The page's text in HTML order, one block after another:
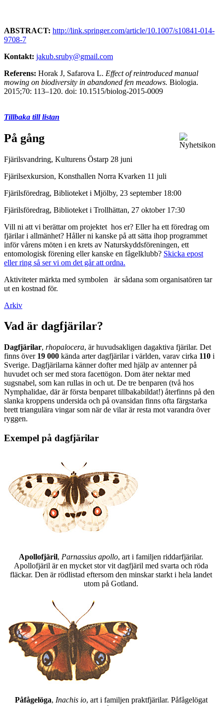
ABSTRACT: http://link.springer.com/article/10.1007/s10841-014-
9708-7
Kontakt: jakub.sruby@gmail.com
Referens: Horak J, Safarova L. Effect of reintroduced manual
mowing on biodiversity in abandoned fen meadows. Biologia.
2015;70: 113–120. doi: 10.1515/biolog-2015-0009
Tillbaka till listan
På gång
Fjärilsvandring, Kulturens Östarp 28 juni
Fjärilsexkursion, Konsthallen Norra Kvarken 11 juli
Fjärilsföredrag, Biblioteket i Mjölby, 23 september 18:00
Fjärilsföredrag, Biblioteket i Trollhättan, 27 oktober 17:30
Vill ni att vi berättar om projektet hos er? Eller ha ett föredrag om
fjärilar i allmänhet? Håller ni kanske på att sätta ihop programmet
inför vårens möten i en krets av Naturskyddsföreningen, ett
entomologisk förening eller kanske en fågelklubb? Skicka epost
eller ring så ser vi om det går att ordna.
Aktiviteter märkta med symbolen
är sådana som organisatören tar
ut en kostnad för.
Arkiv
Vad är dagfjärilar?
Dagfjärilar, rhopalocera, är huvudsakligen dagaktiva fjärilar. Det
finns över 19 000 kända arter dagfjärilar i världen, varav cirka 110 i
Sverige. Dagfjärilarna känner dofter med hjälp av antenner på
huvudet och ser med stora facettögon. Dom äter nektar med
sugsnabel, som kan rullas in och ut. De tre benparen (två hos
Nymphalidae, där är första benparet tillbakabildat!) återfinns på den
slanka kroppens undersida och på ovansidan finns ofta färgstarka
brett triangulära vingar som när de vilar är resta mot varandra över
ryggen.
Exempel på dagfjärilar
Apollofjäril, Parnassius apollo, art i familjen riddarfjärilar.
Apollofjäril är en mycket stor vit dagfjäril med svarta och röda
fläckar. Den är rödlistad eftersom den minskar starkt i hela landet
utom på Gotland.
Påfågelöga, Inachis io, art i familjen praktfjärilar. Påfågelögat